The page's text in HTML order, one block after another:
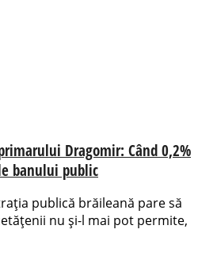
Dragomir: Când 0,2%
banului public
publică brăileană pare să
nu și-l mai pot permite,